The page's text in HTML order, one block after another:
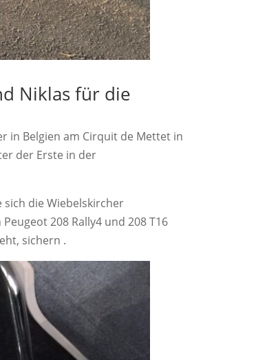
Niklas für die
in Belgien am Cirquit de Mettet in
der Erste in der
sich die Wiebelskircher
208 Rally4 und 208 T16
sichern .